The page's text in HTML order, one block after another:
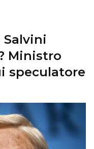
Salvini
Ministro
speculatore